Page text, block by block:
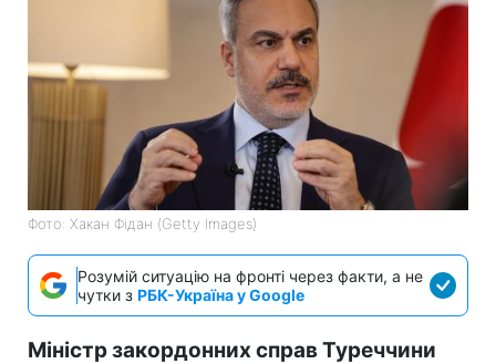
Фото: Хакан Фідан (Getty Images)
Розумій ситуацію на фронті через факти, а не
чутки з РБК-Україна у Google
Міністр закордонних справ Туреччини